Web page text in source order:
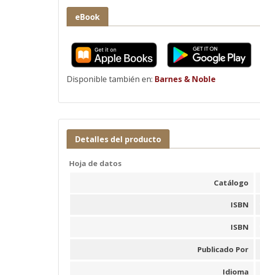
eBook
Disponible también en: Barnes & Noble
Detalles del producto
Hoja de datos
Catálogo
ISBN
ISBN
Publicado Por
Idioma